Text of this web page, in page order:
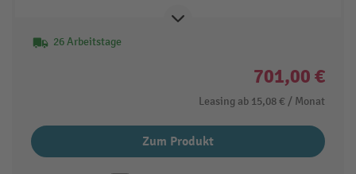
26 Arbeitstage
701,00 €
Leasing ab 15,08 € / Monat
Zum Produkt